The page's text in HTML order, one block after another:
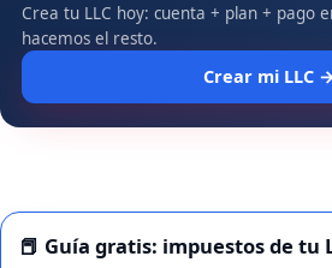
Crea tu LLC hoy: cuenta + plan + pago
hacemos el resto.
Crear mi LLC
📕 Guía gratis: impuestos de tu